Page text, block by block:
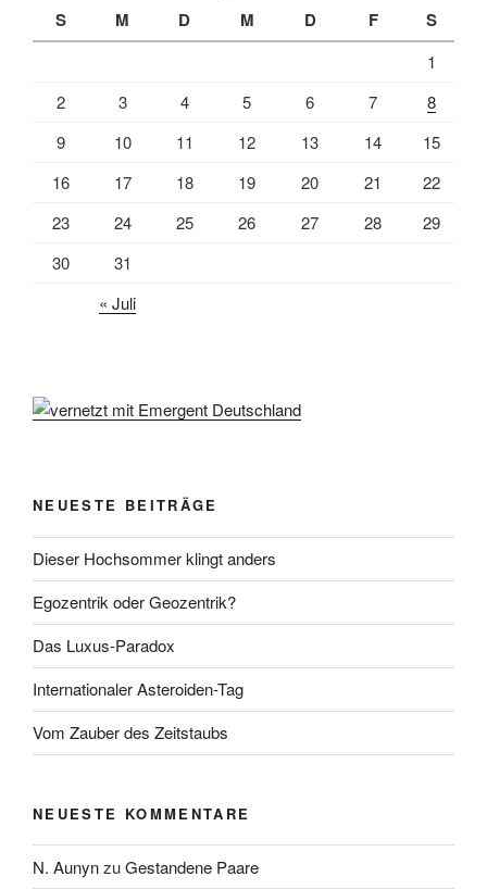
S M D M D F S
1
2
3 4 5 6 7
8
9
10 11 12 13 14
15
16
17 18 19 20 21
22
23
24 25 26 27 28
29
30
31
« Juli
NEUESTE BEITRÄGE
Dieser Hochsommer klingt anders
Egozentrik oder Geozentrik?
Das Luxus-Paradox
Internationaler Asteroiden-Tag
Vom Zauber des Zeitstaubs
NEUESTE KOMMENTARE
N. AunynzuGestandene Paare